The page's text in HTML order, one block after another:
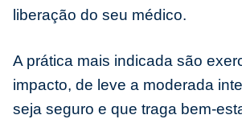
liberação do seu médico.
A prática mais indicada são
impacto, de leve a moderada
seja seguro e que traga bem-